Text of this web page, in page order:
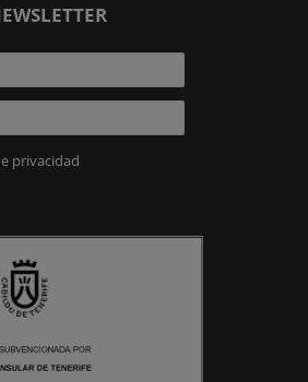
privacidad